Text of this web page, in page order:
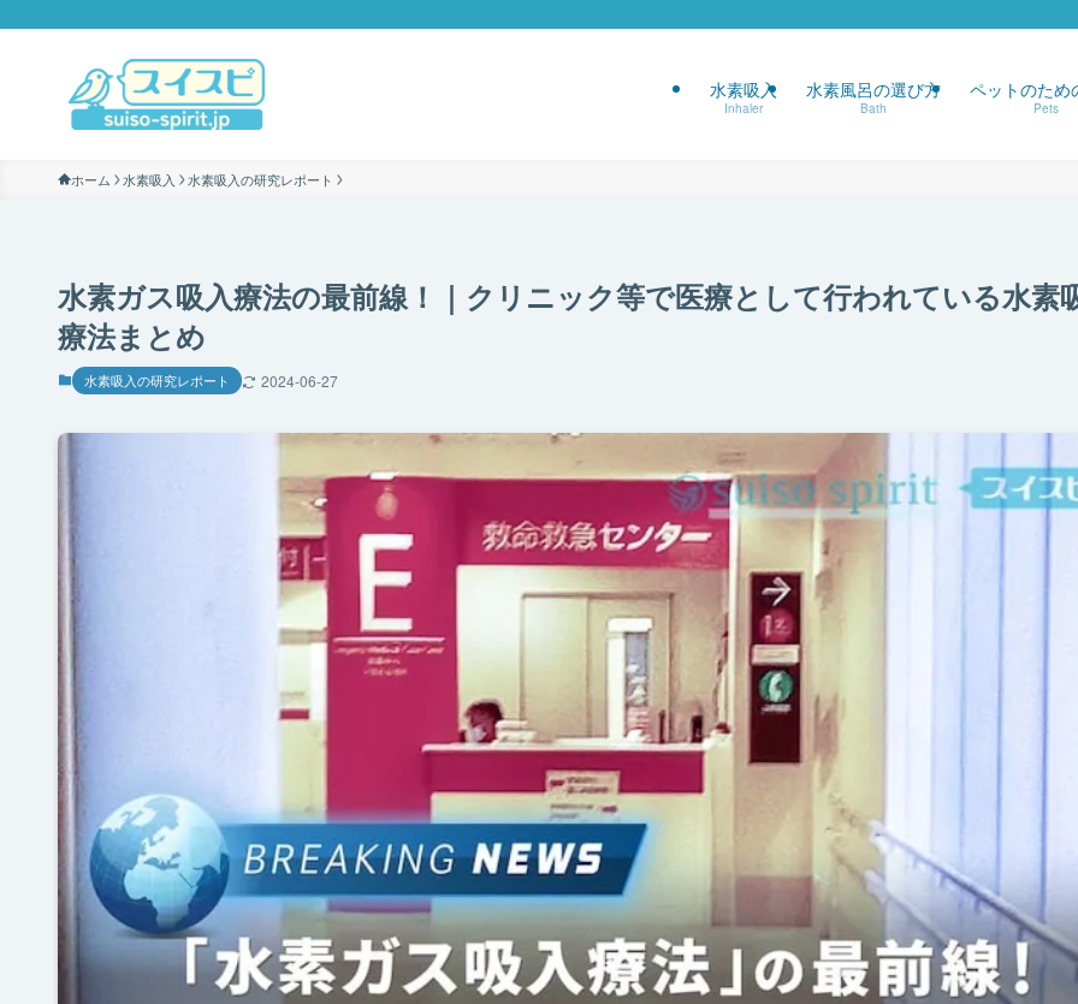
水素吸入
Inhaler
水素風呂の選び方
Bath
ペットのため
Pets
ホーム 水素吸入 水素吸入の研究レポート
水素ガス吸入療法の最前線！｜クリニック等で医療として行われている水素
療法まとめ
水素吸入の研究レポート 2024-06-27